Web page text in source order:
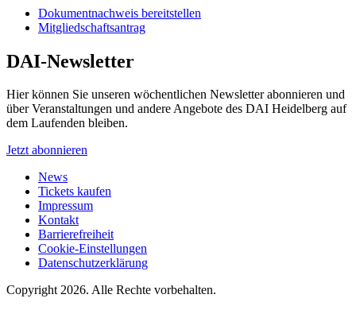
Dokumentnachweis bereitstellen
Mitgliedschaftsantrag
DAI-Newsletter
Hier können Sie unseren wöchentlichen Newsletter abonnieren und
über Veranstaltungen und andere Angebote des DAI Heidelberg auf
dem Laufenden bleiben.
Jetzt abonnieren
News
Tickets kaufen
Impressum
Kontakt
Barrierefreiheit
Cookie-Einstellungen
Datenschutzerklärung
Copyright 2026. Alle Rechte vorbehalten.